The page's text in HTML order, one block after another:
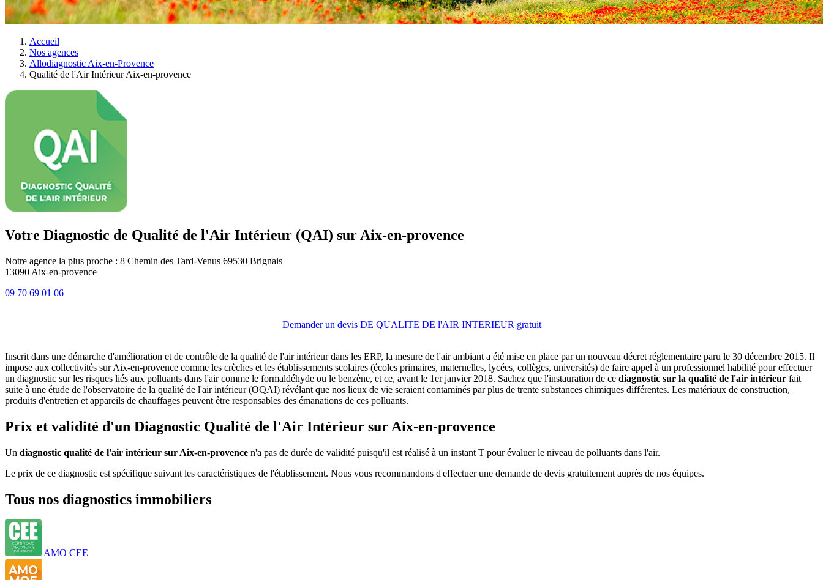
Accueil
Nos agences
Allodiagnostic Aix-en-Provence
Qualité de l'Air Intérieur Aix-en-provence
Votre Diagnostic de Qualité de l'Air Intérieur (QAI) sur Aix-en-provence
Notre agence la plus proche : 8 Chemin des Tard-Venus 69530 Brignais
13090 Aix-en-provence
09 70 69 01 06
Demander un devis DE QUALITE DE l'AIR INTERIEUR gratuit
Inscrit dans une démarche d'amélioration et de contrôle de la qualité de l'air intérieur dans les ERP, la mesure de l'air ambiant a été mise en place par un nouveau décret réglementaire paru le 30 décembre 2015. Il
impose aux collectivités sur Aix-en-provence comme les crèches et les établissements scolaires (écoles primaires, maternelles, lycées, collèges, universités) de faire appel à un professionnel habilité pour effectuer
un diagnostic sur les risques liés aux polluants dans l'air comme le formaldéhyde ou le benzène, et ce, avant le 1er janvier 2018. Sachez que l'instauration de ce diagnostic sur la qualité de l'air intérieur fait
suite à une étude de l'observatoire de la qualité de l'air intérieur (OQAI) révélant que nos lieux de vie seraient contaminés par plus de trente substances chimiques différentes. Les matériaux de construction,
produits d'entretien et appareils de chauffages peuvent être responsables des émanations de ces polluants.
Prix et validité d'un Diagnostic Qualité de l'Air Intérieur sur Aix-en-provence
Un diagnostic qualité de l'air intérieur sur Aix-en-provence n'a pas de durée de validité puisqu'il est réalisé à un instant T pour évaluer le niveau de polluants dans l'air.
Le prix de ce diagnostic est spécifique suivant les caractéristiques de l'établissement. Nous vous recommandons d'effectuer une demande de devis gratuitement auprès de nos équipes.
Tous nos diagnostics immobiliers
AMO CEE